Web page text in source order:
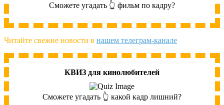
Сможете угадать 👆 фильм по кадру?
Читайте свежие новости в нашем телеграм-канале
КВИЗ для кинолюбителей
Сможете угадать 👆 какой кадр лишний?